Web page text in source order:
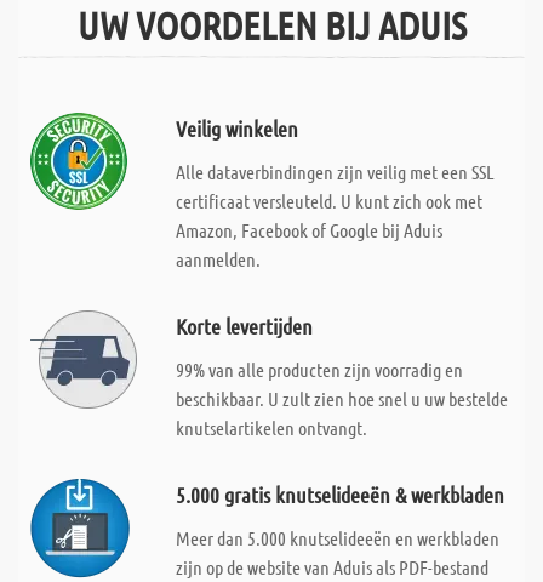
UW VOORDELEN BIJ ADUIS
Veilig winkelen
Alle dataverbindingen zijn veilig met een SSL
certificaat versleuteld. U kunt zich ook met
Amazon, Facebook of Google bij Aduis
aanmelden.
Korte levertijden
99% van alle producten zijn voorradig en
beschikbaar. U zult zien hoe snel u uw bestelde
knutselartikelen ontvangt.
5.000 gratis knutselideeën & werkbladen
Meer dan 5.000 knutselideeën en werkbladen
zijn op de website van Aduis als PDF-bestand